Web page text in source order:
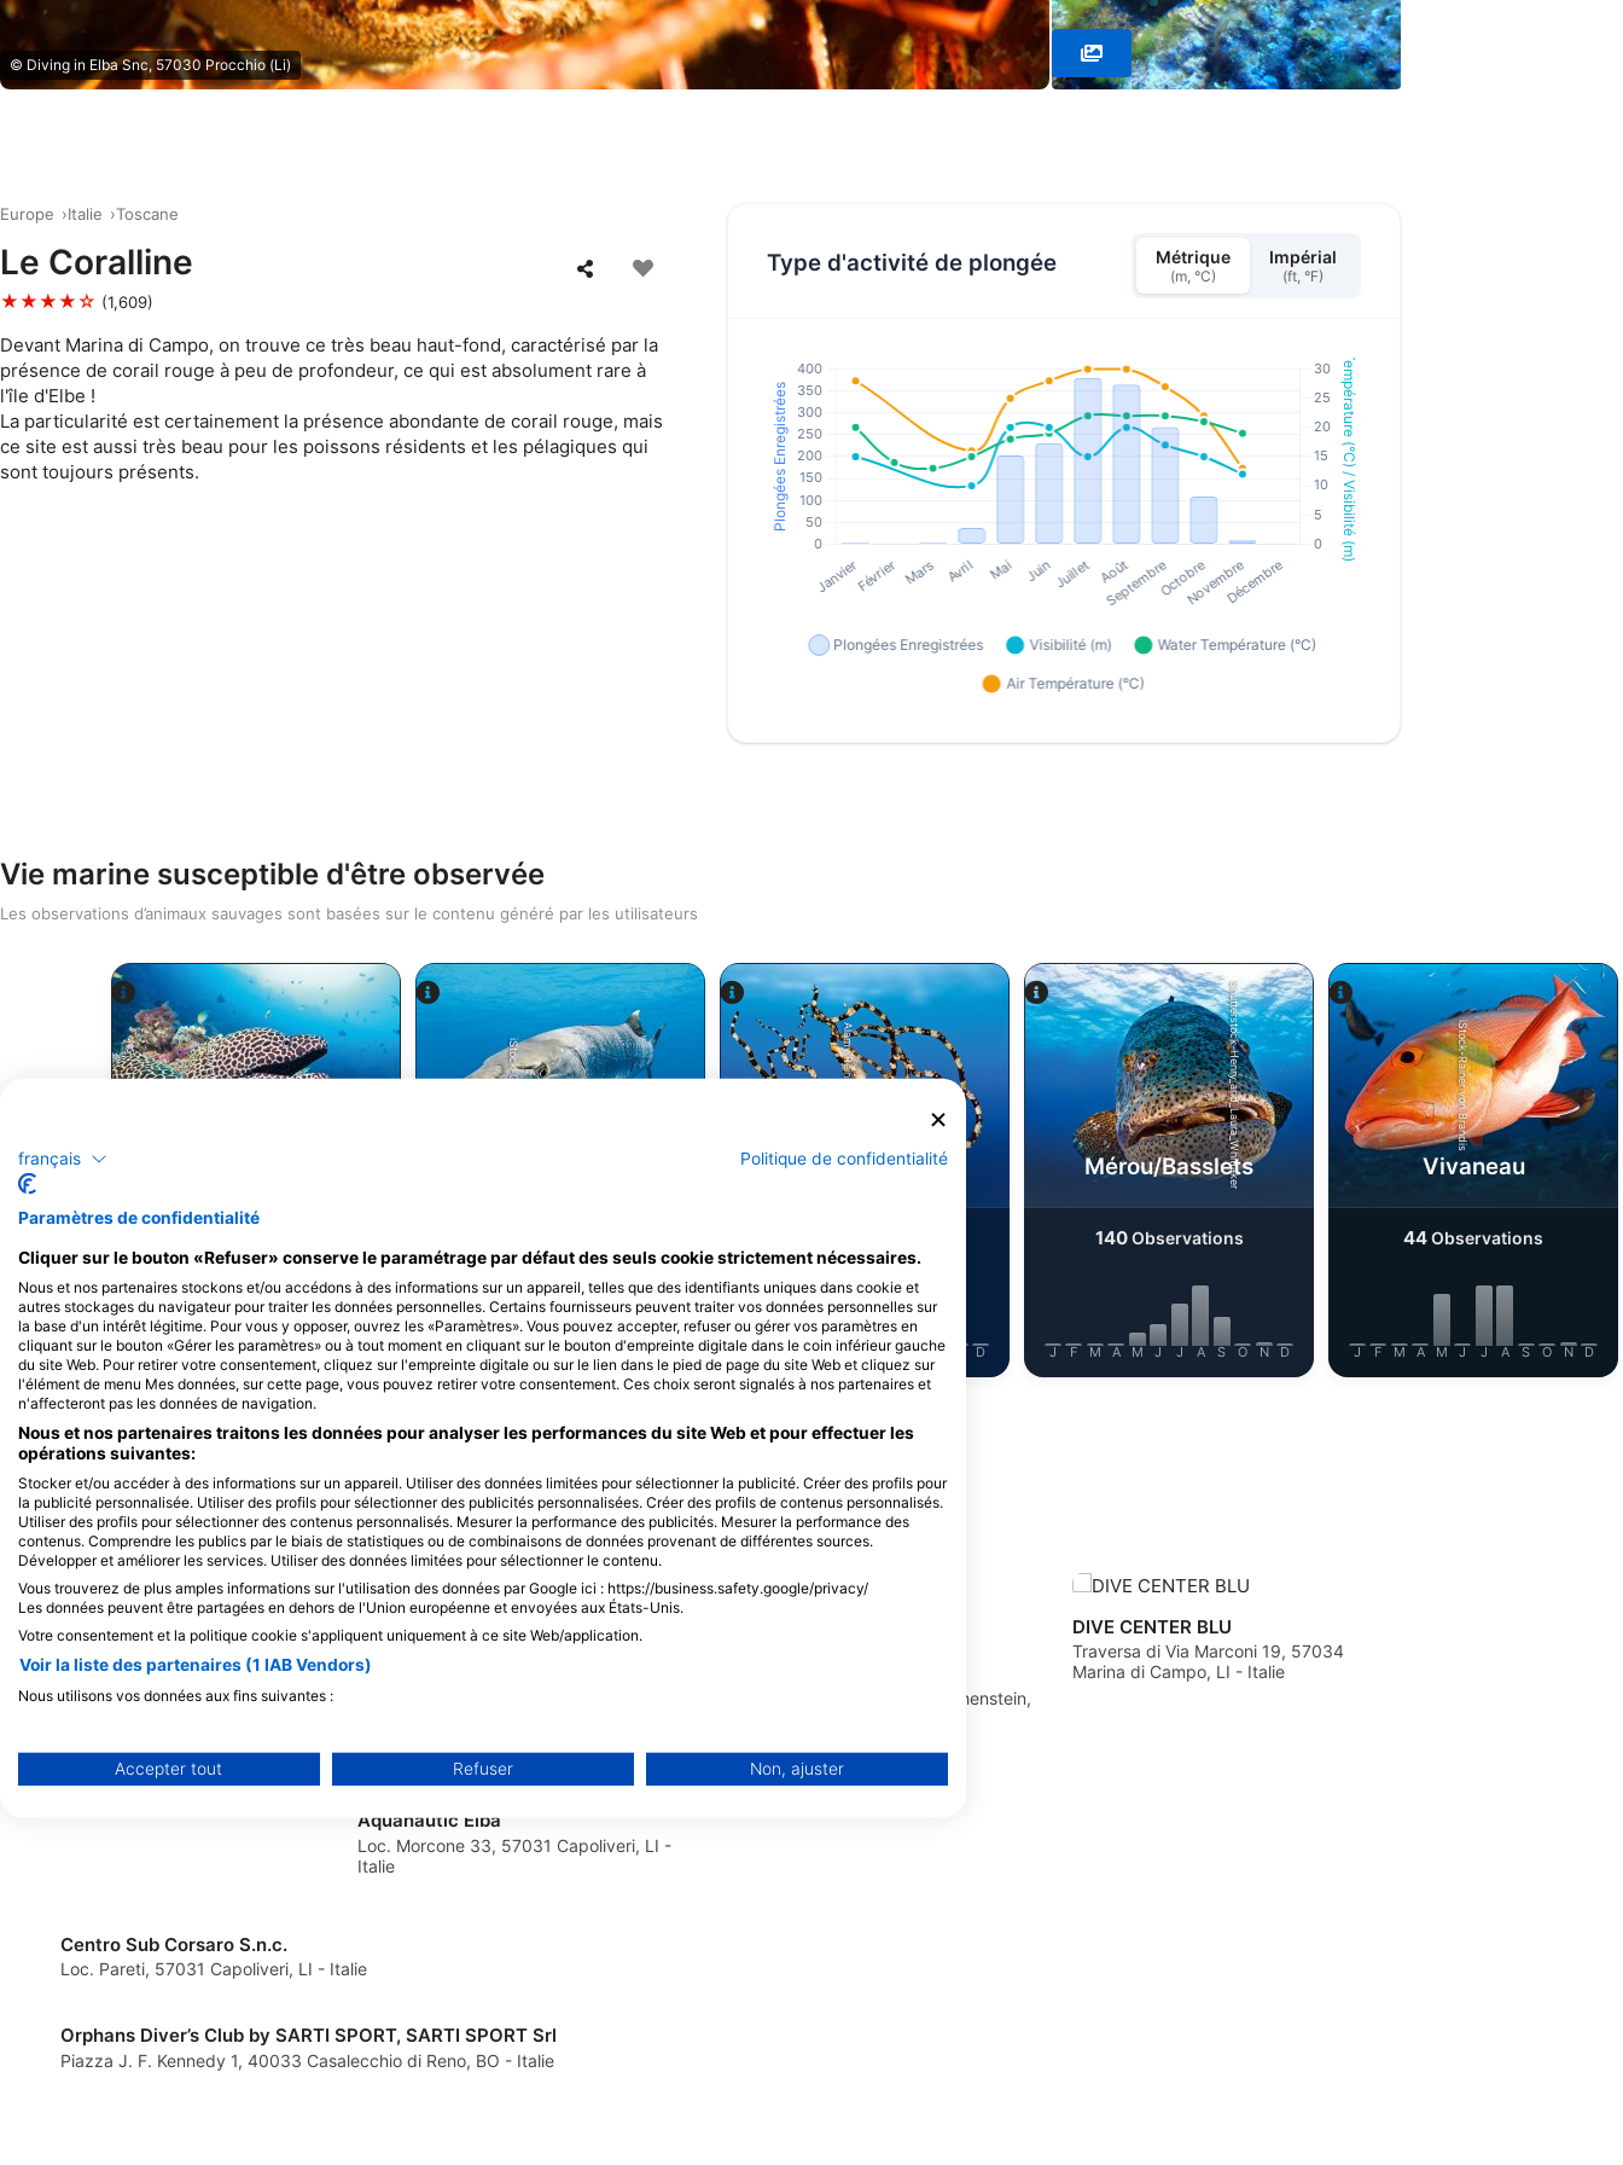
© Diving in Elba Snc, 57030 Procchio (Li)
Europe Italie Toscane
Le Coralline
★★★★☆ (1,609)
Devant Marina di Campo, on trouve ce très beau haut-fond, caractérisé par la
présence de corail rouge à peu de profondeur, ce qui est absolument rare à
l'île d'Elbe !
La particularité est certainement la présence abondante de corail rouge, mais
ce site est aussi très beau pour les poissons résidents et les pélagiques qui
sont toujours présents.
Type d'activité de plongée Métrique
(m, °C)
Impérial
(ft, °F)
Vie marine susceptible d'être observée
Les observations d’animaux sauvages sont basées sur le contenu généré par les utilisateurs
Alamy-WaterFrame
J F M A M J J A S O N D
iStock-Global_Pics
J F M A M J J A S O N D
Alamy/Reinhard Dirscherl
Poulpe
J F M A M J J A S O D
Shutterstock-Henry_and_Laura_Whittaker
Mérou/Basslets
140Observations
J F M A M J J A S O N D
iStock-Rainer von Brandis
Vivaneau
44Observations
J F M A M J J A S O N D
Centres de plongée desservant ce site de plongée
Diving in Elba
Via del mare, 2, 57030 Procchio -
Marciana, LI - Italie
Aquanautic Elba
Loc. Morcone 33, 57031 Capoliveri, LI -
Italie
Bahnhofstrasse 4, 4142 Muenchenstein,
DIVE CENTER BLU
Traversa di Via Marconi 19, 57034
Marina di Campo, LI - Italie
Centro Sub Corsaro S.n.c.
Loc. Pareti, 57031 Capoliveri, LI - Italie
Orphans Diver’s Club by SARTI SPORT, SARTI SPORT Srl
Piazza J. F. Kennedy 1, 40033 Casalecchio di Reno, BO - Italie
français Politique de confidentialité
Paramètres de confidentialité
Cliquer sur le bouton «Refuser» conserve le paramétrage par défaut des seuls cookie strictement nécessaires.
Nous et nos partenaires stockons et/ou accédons à des informations sur un appareil, telles que des identifiants uniques dans cookie et
autres stockages du navigateur pour traiter les données personnelles. Certains fournisseurs peuvent traiter vos données personnelles sur
la base d'un intérêt légitime. Pour vous y opposer, ouvrez les «Paramètres». Vous pouvez accepter, refuser ou gérer vos paramètres en
cliquant sur le bouton «Gérer les paramètres» ou à tout moment en cliquant sur le bouton d'empreinte digitale dans le coin inférieur gauche
du site Web. Pour retirer votre consentement, cliquez sur l'empreinte digitale ou sur le lien dans le pied de page du site Web et cliquez sur
l'élément de menu Mes données, sur cette page, vous pouvez retirer votre consentement. Ces choix seront signalés à nos partenaires et
n'affecteront pas les données de navigation.
Nous et nos partenaires traitons les données pour analyser les performances du site Web et pour effectuer les
opérations suivantes:
Stocker et/ou accéder à des informations sur un appareil. Utiliser des données limitées pour sélectionner la publicité. Créer des profils pour
la publicité personnalisée. Utiliser des profils pour sélectionner des publicités personnalisées. Créer des profils de contenus personnalisés.
Utiliser des profils pour sélectionner des contenus personnalisés. Mesurer la performance des publicités. Mesurer la performance des
contenus. Comprendre les publics par le biais de statistiques ou de combinaisons de données provenant de différentes sources.
Développer et améliorer les services. Utiliser des données limitées pour sélectionner le contenu.
Vous trouverez de plus amples informations sur l'utilisation des données par Google ici : https://business.safety.google/privacy/
Les données peuvent être partagées en dehors de l'Union européenne et envoyées aux États-Unis.
Votre consentement et la politique cookie s'appliquent uniquement à ce site Web/application.
Voir la liste des partenaires (1 IAB Vendors)
Nous utilisons vos données aux fins suivantes :
Stocker et/ou accéder à des informations sur un appareil
Créer des profils pour la publicité personnalisée
Créer des profils de contenus personnalisés
Mesurer la performance des publicités
Accepter tout Refuser Non, ajuster